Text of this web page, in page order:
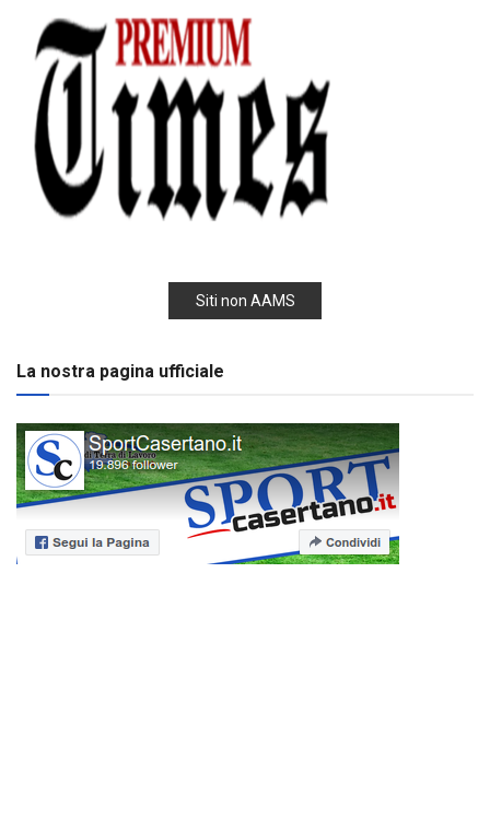
Siti non AAMS
La nostra pagina ufficiale